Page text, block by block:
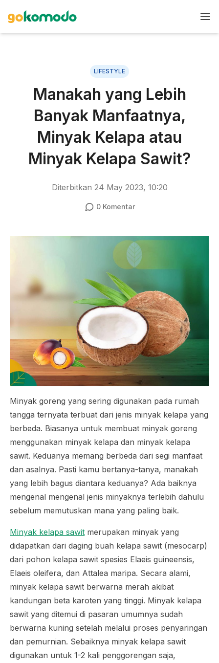
LIFESTYLE
Manakah yang Lebih
Banyak Manfaatnya,
Minyak Kelapa atau
Minyak Kelapa Sawit?
Diterbitkan 24 May 2023, 10:20
0Komentar
Minyak goreng yang sering digunakan pada rumah
tangga ternyata terbuat dari jenis minyak kelapa yang
berbeda. Biasanya untuk membuat minyak goreng
menggunakan minyak kelapa dan minyak kelapa
sawit. Keduanya memang berbeda dari segi manfaat
dan asalnya. Pasti kamu bertanya-tanya, manakah
yang lebih bagus diantara keduanya? Ada baiknya
mengenal mengenal jenis minyaknya terlebih dahulu
sebelum memutuskan mana yang paling baik.
Minyak kelapa sawit merupakan minyak yang
didapatkan dari daging buah kelapa sawit (mesocarp)
dari pohon kelapa sawit spesies Elaeis guineensis,
Elaeis oleifera, dan Attalea maripa. Secara alami,
minyak kelapa sawit berwarna merah akibat
kandungan beta karoten yang tinggi. Minyak kelapa
sawit yang ditemui di pasaran umumnya sudah
berwarna kuning setelah melalui proses penyaringan
dan pemurnian. Sebaiknya minyak kelapa sawit
digunakan untuk 1-2 kali penggorengan saja,